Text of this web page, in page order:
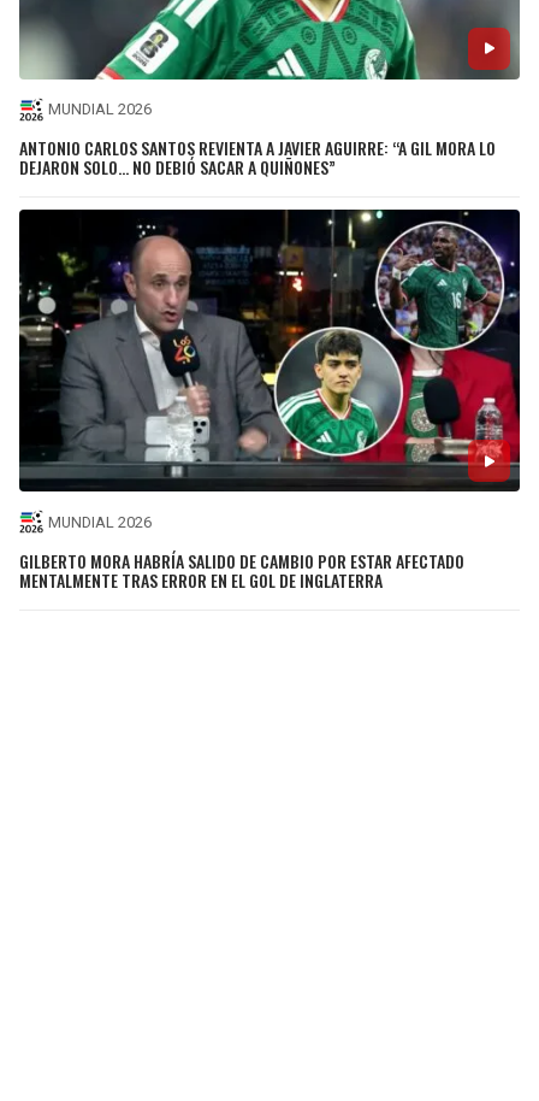
MUNDIAL 2026
ANTONIO CARLOS SANTOS REVIENTA A JAVIER AGUIRRE: “A GIL MORA LO
DEJARON SOLO... NO DEBIÓ SACAR A QUIÑONES”
MUNDIAL 2026
GILBERTO MORA HABRÍA SALIDO DE CAMBIO POR ESTAR AFECTADO
MENTALMENTE TRAS ERROR EN EL GOL DE INGLATERRA